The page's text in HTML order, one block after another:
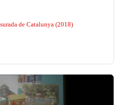
de Catalunya (2018)